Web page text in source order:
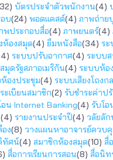
บัตรประจำตัวพนักงาน(4)
บ(24) พอดแคสต์(4) ภาพถ่าย
พประกอบสื่อ(4) ภาพยนตร์(4)
ห้องสมุด(4) ยืมหนังสือ(34) ระ
ระบบปรับอากาศ(4) ระบบส
มุดรัฐสภาอเมริกัน(4) ระบบห้อ
องประชุม(4) ระบบเสียงโถงก
ระเบียนสมาชิก(2) รับชำระค่าป
อน Internet Banking(4) รับโอ
(4) รายงานประจำปี(4) วลัยลั
ง(8) วางแผนหาอาจารย์ควบ
ทัศน์(4) สมาชิกห้องสมุด(10) สื่
สื่อการเรียนการสอน(8) สื่อนิท